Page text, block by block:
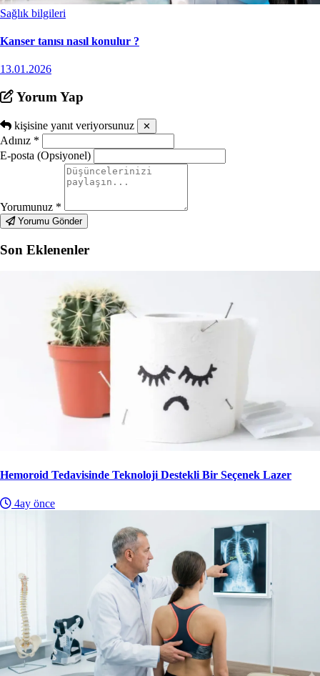
Sağlık bilgileri
Kanser tanısı nasıl konulur ?
13.01.2026
Yorum Yap
kişisine yanıt veriyorsunuz ✕
Adınız *
E-posta (Opsiyonel)
Yorumunuz *
Yorumu Gönder
Son Eklenenler
Hemoroid Tedavisinde Teknoloji Destekli Bir Seçenek Lazer
4ay önce